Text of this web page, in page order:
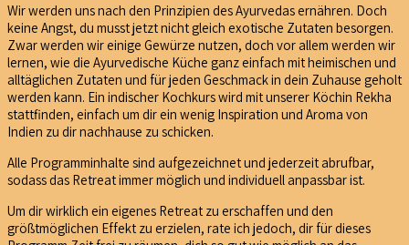
Wir werden uns nach den Prinzipien des Ayurvedas ernähren. Doch
keine Angst, du musst jetzt nicht gleich exotische Zutaten besorgen.
Zwar werden wir einige Gewürze nutzen, doch vor allem werden wir
lernen, wie die Ayurvedische Küche ganz einfach mit heimischen und
alltäglichen Zutaten und für jeden Geschmack in dein Zuhause geholt
werden kann. Ein indischer Kochkurs wird mit unserer Köchin Rekha
stattfinden, einfach um dir ein wenig Inspiration und Aroma von
Indien zu dir nachhause zu schicken.
Alle Programminhalte sind aufgezeichnet und jederzeit abrufbar,
sodass das Retreat immer möglich und individuell anpassbar ist.
Um dir wirklich ein eigenes Retreat zu erschaffen und den
größtmöglichen Effekt zu erzielen, rate ich jedoch, dir für dieses